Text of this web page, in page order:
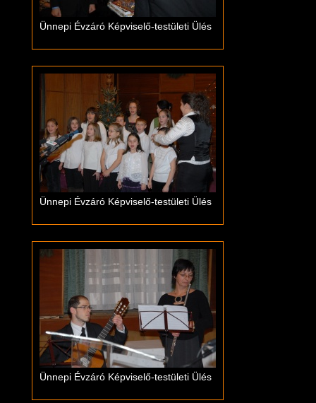
Ünnepi Évzáró Képviselő-testületi Ülés
Ünnepi Évzáró Képviselő-testületi Ülés
Ünnepi Évzáró Képviselő-testületi Ülés